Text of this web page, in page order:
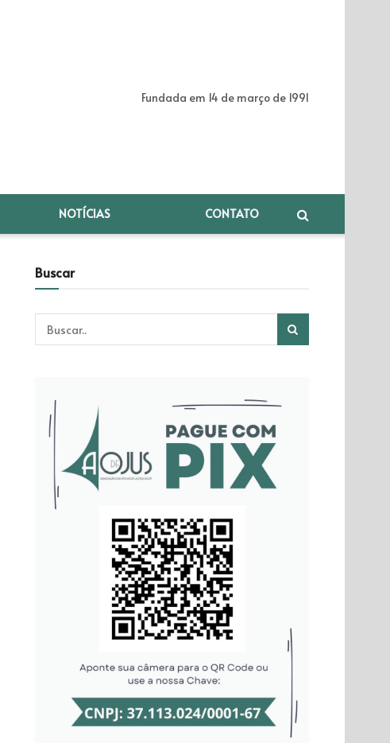
Fundada em 14 de março de 1991
NOTÍCIAS CONTATO
Buscar